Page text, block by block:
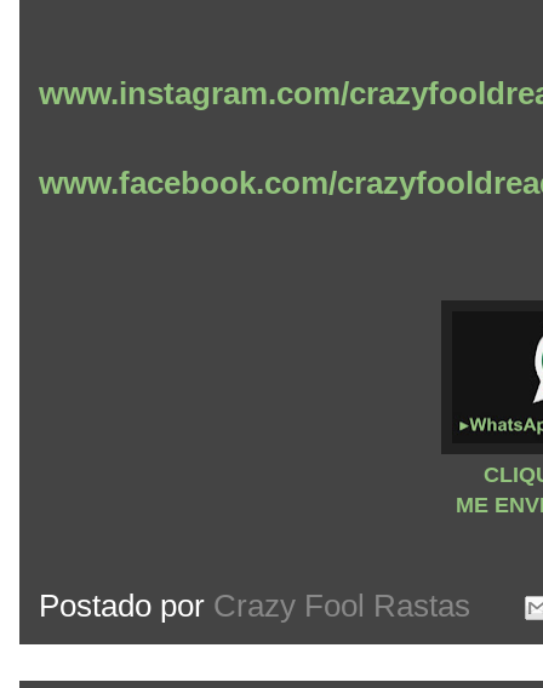
www.instagram.com/
www.facebook.com/
ME
Postado por Crazy Fool Rastas